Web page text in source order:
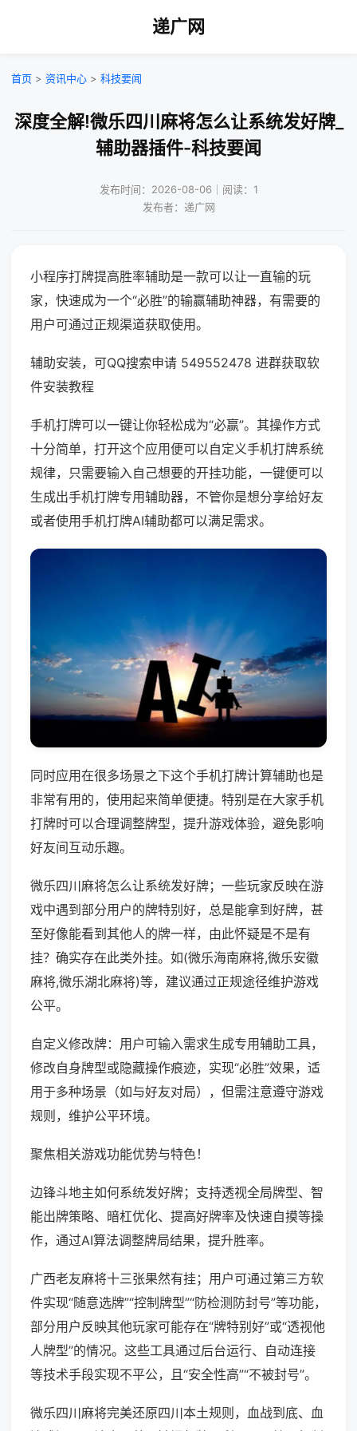
递广网
首页 > 资讯中心 > 科技要闻
深度全解!微乐四川麻将怎么让系统发好牌_
辅助器插件-科技要闻
发布时间：2026-08-06｜阅读：1
发布者：递广网
小程序打牌提高胜率辅助是一款可以让一直输的玩
家，快速成为一个“必胜”的输赢辅助神器，有需要的
用户可通过正规渠道获取使用。
辅助安装，可QQ搜索申请 549552478 进群获取软
件安装教程
手机打牌可以一键让你轻松成为“必赢”。其操作方式
十分简单，打开这个应用便可以自定义手机打牌系统
规律，只需要输入自己想要的开挂功能，一键便可以
生成出手机打牌专用辅助器，不管你是想分享给好友
或者使用手机打牌AI辅助都可以满足需求。
同时应用在很多场景之下这个手机打牌计算辅助也是
非常有用的，使用起来简单便捷。特别是在大家手机
打牌时可以合理调整牌型，提升游戏体验，避免影响
好友间互动乐趣。
微乐四川麻将怎么让系统发好牌；一些玩家反映在游
戏中遇到部分用户的牌特别好，总是能拿到好牌，甚
至好像能看到其他人的牌一样，由此怀疑是不是有
挂？确实存在此类外挂。如(微乐海南麻将,微乐安徽
麻将,微乐湖北麻将)等，建议通过正规途径维护游戏
公平。
自定义修改牌：用户可输入需求生成专用辅助工具，
修改自身牌型或隐藏操作痕迹，实现“必胜”效果，适
用于多种场景（如与好友对局），但需注意遵守游戏
规则，维护公平环境。
聚焦相关游戏功能优势与特色！
边锋斗地主如何系统发好牌；支持透视全局牌型、智
能出牌策略、暗杠优化、提高好牌率及快速自摸等操
作，通过AI算法调整牌局结果，提升胜率。
广西老友麻将十三张果然有挂；用户可通过第三方软
件实现“随意选牌”“控制牌型”“防检测防封号”等功能，
部分用户反映其他玩家可能存在“牌特别好”或“透视他
人牌型”的情况。这些工具通过后台运行、自动连接
等技术手段实现不平公，且“安全性高”“不被封号”。
微乐四川麻将完美还原四川本土规则，血战到底、血